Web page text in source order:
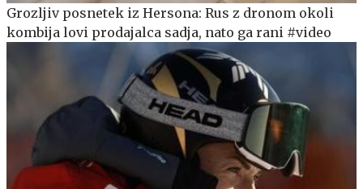
Grozljiv posnetek iz Hersona: Rus z dronom okoli
kombija lovi prodajalca sadja, nato ga rani #video